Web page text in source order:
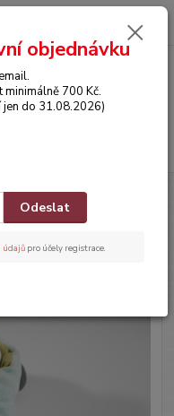
0,00 Kč
objednávku
700 Kč.
jen do 31.08.2026)
Odeslat
údajů pro účely registrace.